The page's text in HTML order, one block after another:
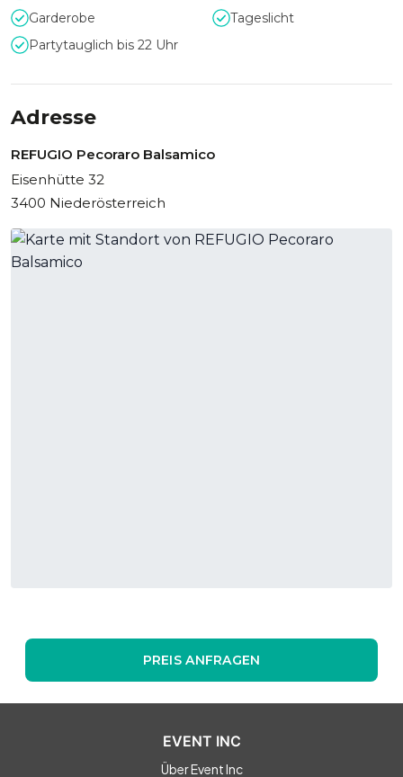
Balsamico Produktion oder eine Verkostung zu Ihrem Event
Garderobe
Tageslicht
Partytauglich bis 22 Uhr
Adresse
REFUGIO Pecoraro Balsamico
Eisenhütte 32
3400 Niederösterreich
PREIS ANFRAGEN
EVENT INC
Über Event Inc